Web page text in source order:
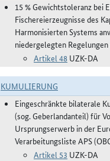
15 % Gewichtstoleranz bei
Fischereierzeugnisse des
Harmonisierten Systems
niedergelegten
Artikel 48 UZK-DA
KUMULIERUNG
Eingeschränkte bilaterale
(sog. Geberlandanteil) für
Ursprungserwerb in der
Verarbeitungsliste APS
Artikel 53 UZK-DA